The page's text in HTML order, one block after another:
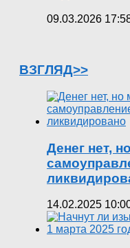
09.03.2026
ВЗГЛЯД>>
Денег нет,
14.02.2025